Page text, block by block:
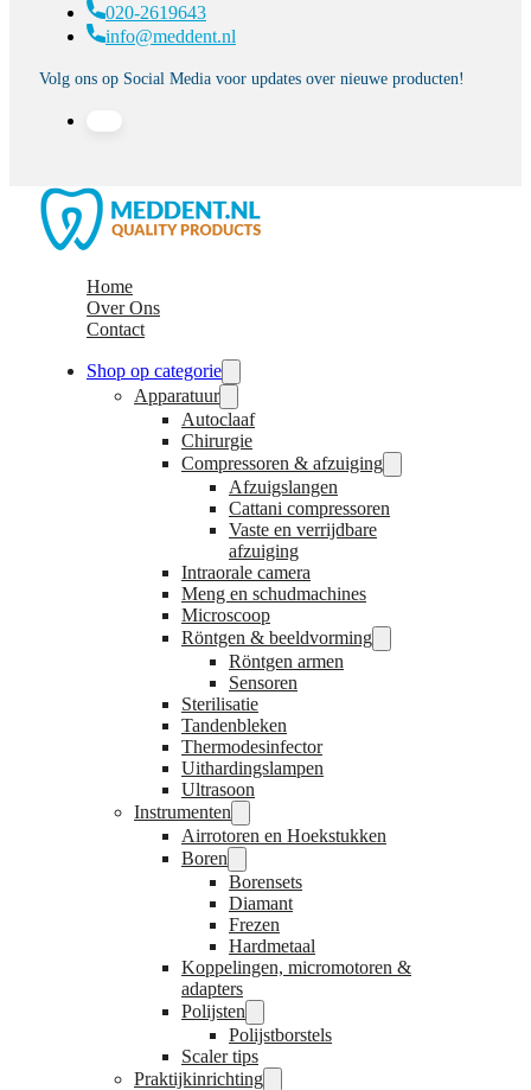
020-2619643
info@meddent.nl
Volg ons op Social Media voor updates over nieuwe producten!
Home
Over Ons
Contact
Shop op categorie
Apparatuur
Autoclaaf
Chirurgie
Compressoren & afzuiging
Afzuigslangen
Cattani compressoren
Vaste en verrijdbare
afzuiging
Intraorale camera
Meng en schudmachines
Microscoop
Röntgen & beeldvorming
Röntgen armen
Sensoren
Sterilisatie
Tandenbleken
Thermodesinfector
Uithardingslampen
Ultrasoon
Instrumenten
Airrotoren en Hoekstukken
Boren
Borensets
Diamant
Frezen
Hardmetaal
Koppelingen, micromotoren &
adapters
Polijsten
Polijstborstels
Scaler tips
Praktijkinrichting